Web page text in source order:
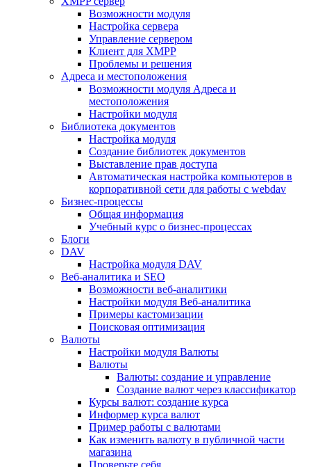
Возможности модуля
Настройка сервера
Управление сервером
Клиент для XMPP
Проблемы и решения
Адреса и местоположения
Возможности модуля Адреса и
местоположения
Настройки модуля
Библиотека документов
Настройка модуля
Создание библиотек документов
Выставление прав доступа
Автоматическая настройка компьютеров в
корпоративной сети для работы с webdav
Бизнес-процессы
Общая информация
Учебный курс о бизнес-процессах
Блоги
DAV
Настройка модуля DAV
Веб-аналитика и SEO
Возможности веб-аналитики
Настройки модуля Веб-аналитика
Примеры кастомизации
Поисковая оптимизация
Валюты
Настройки модуля Валюты
Валюты
Валюты: создание и управление
Создание валют через классификатор
Курсы валют: создание курса
Информер курса валют
Пример работы с валютами
Как изменить валюту в публичной части
магазина
Проверьте себя